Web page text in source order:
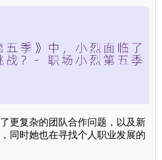
更复杂的团队合作问题，以及新
同时她也在寻找个人职业发展的